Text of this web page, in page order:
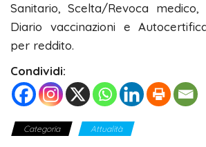
Sanitario, Scelta/Revoca medico,
Diario vaccinazioni e
per reddito.
Condividi:
Categoria Attualità